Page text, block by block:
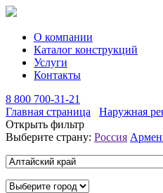
О компании
Каталог конструкций
Услуги
Контакты
8 800 700-31-21
Главная страница
Наружная
Открыть фильтр
Выберите страну: Россия